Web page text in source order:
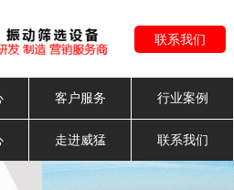
联系我们
客户服务 行业案例
走进威猛 联系我们